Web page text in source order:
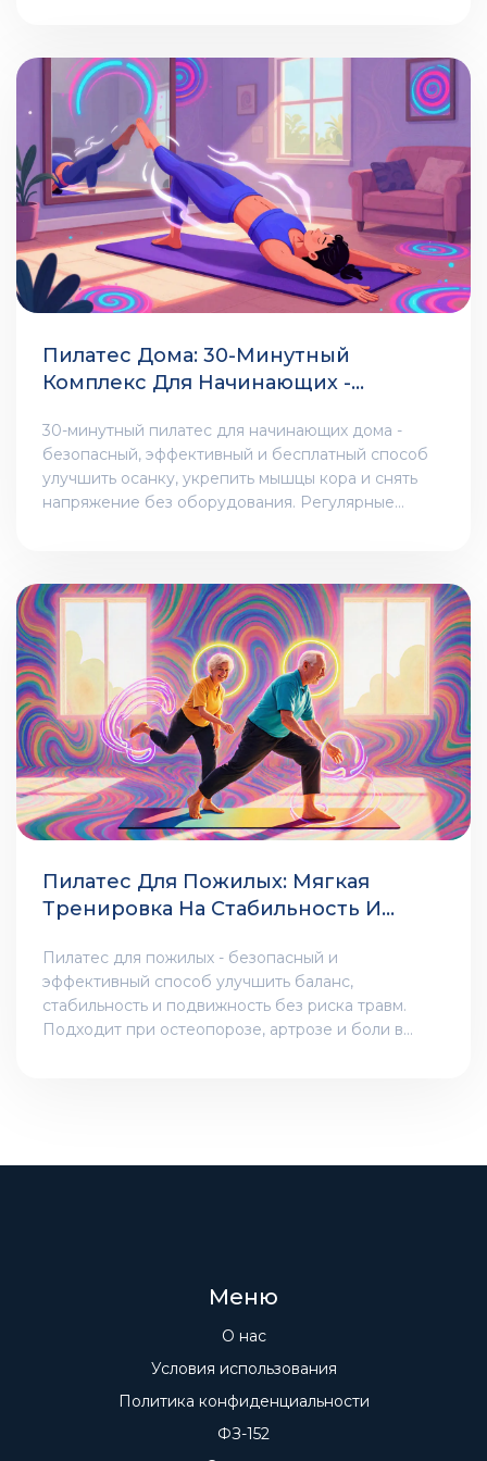
Пилатес Дома: 30-Минутный
Комплекс Для Начинающих -
Оборудования
30-минутный пилатес для начинающих дома -
безопасный, эффективный и бесплатный способ
улучшить осанку, укрепить мышцы кора и снять
напряжение без оборудования. Регулярные
Пилатес Для Пожилых: Мягкая
Тренировка На Стабильность И
Пилатес для пожилых - безопасный и
эффективный способ улучшить баланс,
стабильность и подвижность без риска травм.
Подходит при остеопорозе, артрозе и боли в
Меню
О нас
Условия использования
Политика конфиденциальности
ФЗ-152